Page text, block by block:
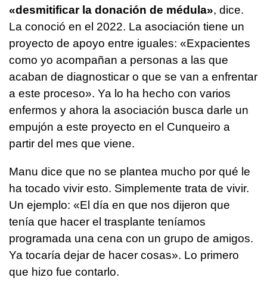
«desmitificar la donación de médula», dice.
La conoció en el 2022. La asociación tiene un
proyecto de apoyo entre iguales: «Expacientes
como yo acompañan a personas a las que
acaban de diagnosticar o que se van a enfrentar
a este proceso». Ya lo ha hecho con varios
enfermos y ahora la asociación busca darle un
empujón a este proyecto en el Cunqueiro a
partir del mes que viene.
Manu dice que no se plantea mucho por qué le
ha tocado vivir esto. Simplemente trata de vivir.
Un ejemplo: «El día en que nos dijeron que
tenía que hacer el trasplante teníamos
programada una cena con un grupo de amigos.
Ya tocaría dejar de hacer cosas». Lo primero
que hizo fue contarlo.